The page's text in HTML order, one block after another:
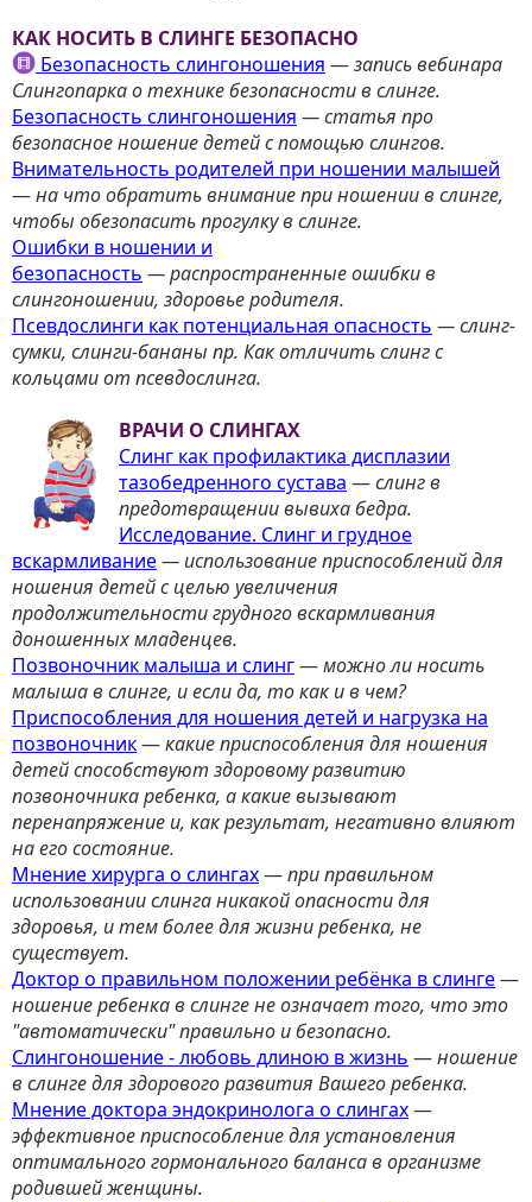
КАК НОСИТЬ В СЛИНГЕ БЕЗОПАСНО
Безопасность слингоношения —запись вебинара
Слингопарка о технике безопасности в слинге.
Безопасность слингоношения — статья про
безопасное ношение детей с помощью слингов.
Внимательность родителей при ношении малышей
—на что обратить внимание при ношении в слинге,
чтобы обезопасить прогулку в слинге.
Ошибки в ношении и
безопасность — распространенные ошибки в
слингоношении, здоровье родителя.
Псевдослинги как потенциальная опасность —слинг-
сумки, слинги-бананы пр. Как отличить слинг с
кольцами от псевдослинга.
ВРАЧИ О СЛИНГАХ
Слинг как профилактика дисплазии
тазобедренного сустава —слинг в
предотвращении вывиха бедра.
Исследование. Слинг и грудное
вскармливание— использование приспособлений для
ношения детей с целью увеличения
продолжительности грудного вскармливания
доношенных младенцев.
Позвоночник малыша и слинг—можно ли носить
малыша в слинге, и если да, то как и в чем?
Приспособления для ношения детей и нагрузка на
позвоночник—какие приспособления для ношения
детей способствуют здоровому развитию
позвоночника ребенка, а какие вызывают
перенапряжение и, как результат, негативно влияют
на его состояние.
Мнение хирурга о слингах—при правильном
использовании слинга никакой опасности для
здоровья, и тем более для жизни ребенка, не
существует.
Доктор о правильном положении ребёнка в слинге—
ношение ребенка в слинге не означает того, что это
"автоматически" правильно и безопасно.
Слингоношение - любовь длиною в жизнь —ношение
в слинге для здорового развития Вашего ребенка.
Мнение доктора эндокринолога о слингах—
эффективное приспособление для установления
оптимального гормонального баланса в организме
родившей женщины.